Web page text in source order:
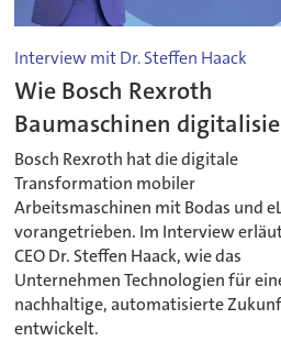
Interview mit Dr. Steffen Haack
Wie Bosch Rexroth
Baumaschinen
Bosch Rexroth hat die digitale
Transformation mobiler
Arbeitsmaschinen mit Bodas und
vorangetrieben. Im Interview
CEO Dr. Steffen Haack, wie das
Unternehmen Technologien für
nachhaltige, automatisierte
entwickelt.